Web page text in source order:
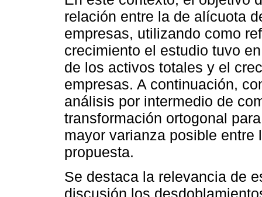
relación entre la de alícuota
empresas, utilizando como
crecimiento el estudio tuvo
de los activos totales y el
empresas. A continuación,
análisis por intermedio de
transformación ortogonal
mayor varianza posible
propuesta.
Se destaca la relevancia de
discusión los